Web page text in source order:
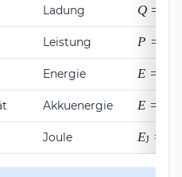
Ladung
Q = I
\cdot
t
Q =
Leistung
P =
U
\cdot
I
P =
Energie
E = P
\cdot
t
E =
Akkuenergie
E = U
\cdot
E =
Joule
\cdot
EJ =